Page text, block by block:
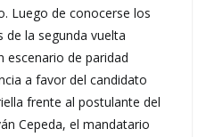
Luego de conocerse los
la segunda vuelta
escenario de paridad
a favor del candidato
frente al postulante del
Cepeda, el mandatario